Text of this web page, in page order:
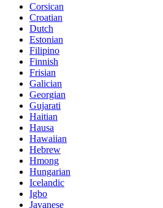
Corsican
Croatian
Dutch
Estonian
Filipino
Finnish
Frisian
Galician
Georgian
Gujarati
Haitian
Hausa
Hawaiian
Hebrew
Hmong
Hungarian
Icelandic
Igbo
Javanese